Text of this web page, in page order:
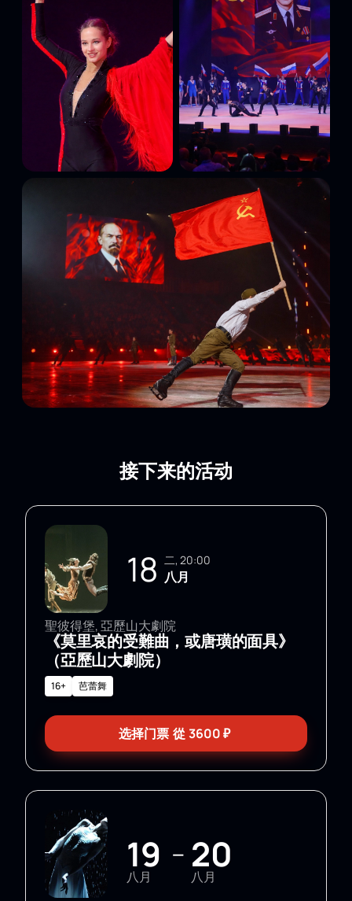
接下来的活动
18 二, 20:00
八月
聖彼得堡, 亞歷山大劇院
《莫里哀的受難曲，或唐璜的面具》
（亞歷山大劇院）
16+ 芭蕾舞
选择门票 從3600₽
19
八月
— 20
八月